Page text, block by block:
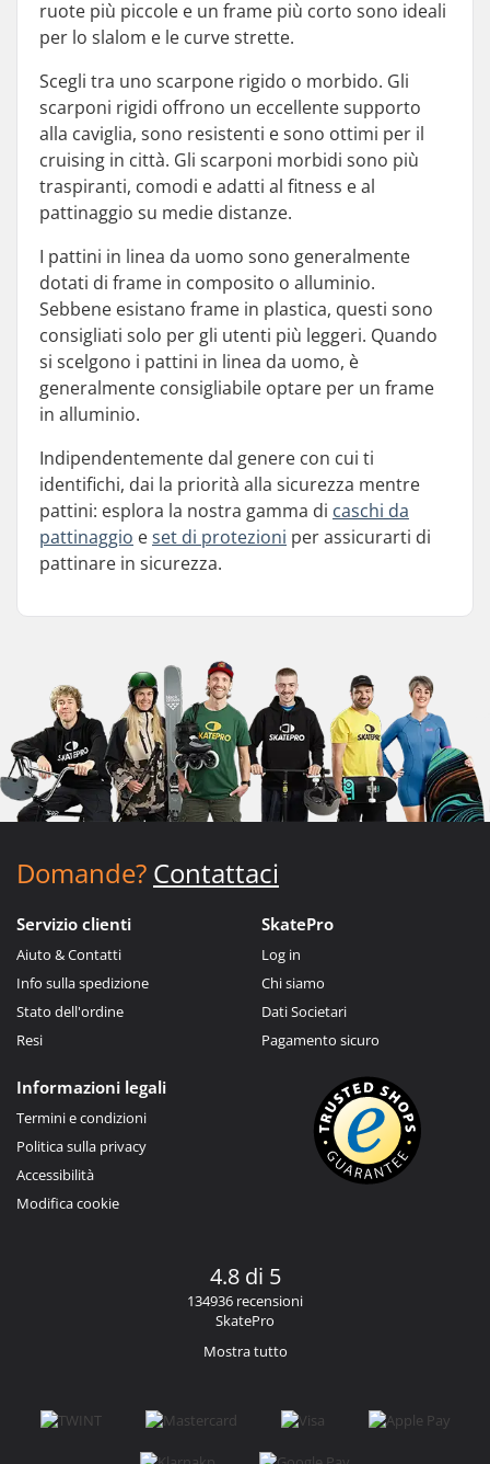
ruote più piccole e un frame più corto sono ideali
per lo slalom e le curve strette.
Scegli tra uno scarpone rigido o morbido. Gli
scarponi rigidi offrono un eccellente supporto
alla caviglia, sono resistenti e sono ottimi per il
cruising in città. Gli scarponi morbidi sono più
traspiranti, comodi e adatti al fitness e al
pattinaggio su medie distanze.
I pattini in linea da uomo sono generalmente
dotati di frame in composito o alluminio.
Sebbene esistano frame in plastica, questi sono
consigliati solo per gli utenti più leggeri. Quando
si scelgono i pattini in linea da uomo, è
generalmente consigliabile optare per un frame
in alluminio.
Indipendentemente dal genere con cui ti
identifichi, dai la priorità alla sicurezza mentre
pattini: esplora la nostra gamma di caschi da
pattinaggio eset di protezioni per assicurarti di
pattinare in sicurezza.
Domande? Contattaci
Servizio clienti
Aiuto & Contatti
Info sulla spedizione
Stato dell'ordine
Resi
SkatePro
Log in
Chi siamo
Dati Societari
Pagamento sicuro
Informazioni legali
Termini e condizioni
Politica sulla privacy
Accessibilità
Modifica cookie
4.8 di 5
134936 recensioni
SkatePro
Mostra tutto